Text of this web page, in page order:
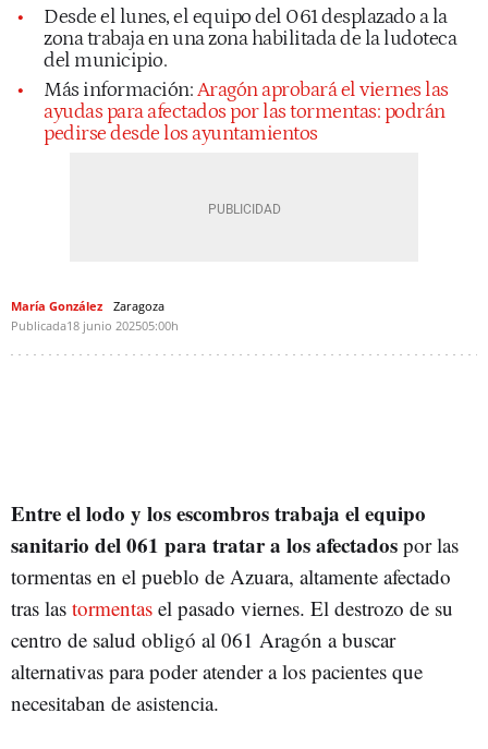
Desde el lunes, el equipo del 061 desplazado a la
zona trabaja en una zona habilitada de la ludoteca
del municipio.
Más información:Aragón aprobará el viernes las
ayudas para afectados por las tormentas: podrán
pedirse desde los ayuntamientos
María González
Zaragoza
Publicada18 junio 202505:00h
Entre el lodo y los escombros trabaja el equipo
sanitario del 061 para tratar a los afectados por las
tormentas en el pueblo de Azuara, altamente afectado
tras las tormentas el pasado viernes. El destrozo de su
centro de salud obligó al 061 Aragón a buscar
alternativas para poder atender a los pacientes que
necesitaban de asistencia.